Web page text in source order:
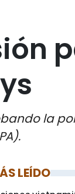
la
LEÍDO